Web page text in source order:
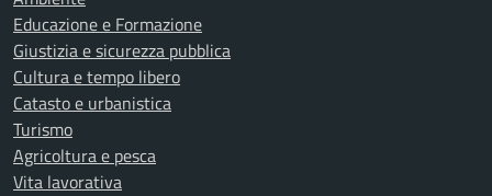
Educazione e Formazione
Giustizia e sicurezza pubblica
Cultura e tempo libero
Catasto e urbanistica
Turismo
Agricoltura e pesca
Vita lavorativa